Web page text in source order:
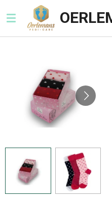
direct